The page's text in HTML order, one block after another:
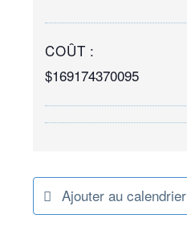
COÛT :
$169174370095
Ajouter au calendrier